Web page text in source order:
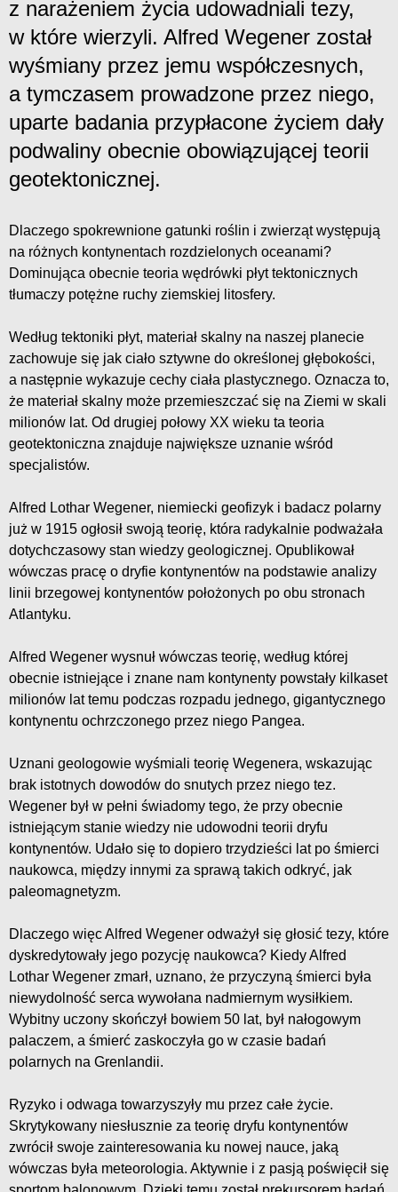
z narażeniem życia udowadniali tezy,
w które wierzyli. Alfred Wegener został
wyśmiany przez jemu współczesnych,
a tymczasem prowadzone przez niego,
uparte badania przypłacone życiem dały
podwaliny obecnie obowiązującej teorii
geotektonicznej.
Dlaczego spokrewnione gatunki roślin i zwierząt występują
na różnych kontynentach rozdzielonych oceanami?
Dominująca obecnie teoria wędrówki płyt tektonicznych
tłumaczy potężne ruchy ziemskiej litosfery.
Według tektoniki płyt, materiał skalny na naszej planecie
zachowuje się jak ciało sztywne do określonej głębokości,
a następnie wykazuje cechy ciała plastycznego. Oznacza to,
że materiał skalny może przemieszczać się na Ziemi w skali
milionów lat. Od drugiej połowy XX wieku ta teoria
geotektoniczna znajduje największe uznanie wśród
specjalistów.
Alfred Lothar Wegener, niemiecki geofizyk i badacz polarny
już w 1915 ogłosił swoją teorię, która radykalnie podważała
dotychczasowy stan wiedzy geologicznej. Opublikował
wówczas pracę o dryfie kontynentów na podstawie analizy
linii brzegowej kontynentów położonych po obu stronach
Atlantyku.
Alfred Wegener wysnuł wówczas teorię, według której
obecnie istniejące i znane nam kontynenty powstały kilkaset
milionów lat temu podczas rozpadu jednego, gigantycznego
kontynentu ochrzczonego przez niego Pangea.
Uznani geologowie wyśmiali teorię Wegenera, wskazując
brak istotnych dowodów do snutych przez niego tez.
Wegener był w pełni świadomy tego, że przy obecnie
istniejącym stanie wiedzy nie udowodni teorii dryfu
kontynentów. Udało się to dopiero trzydzieści lat po śmierci
naukowca, między innymi za sprawą takich odkryć, jak
paleomagnetyzm.
Dlaczego więc Alfred Wegener odważył się głosić tezy, które
dyskredytowały jego pozycję naukowca? Kiedy Alfred
Lothar Wegener zmarł, uznano, że przyczyną śmierci była
niewydolność serca wywołana nadmiernym wysiłkiem.
Wybitny uczony skończył bowiem 50 lat, był nałogowym
palaczem, a śmierć zaskoczyła go w czasie badań
polarnych na Grenlandii.
Ryzyko i odwaga towarzyszyły mu przez całe życie.
Skrytykowany niesłusznie za teorię dryfu kontynentów
zwrócił swoje zainteresowania ku nowej nauce, jaką
wówczas była meteorologia. Aktywnie i z pasją poświęcił się